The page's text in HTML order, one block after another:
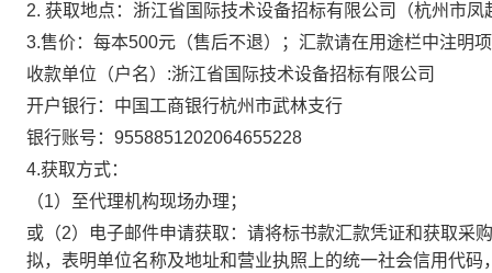
2. 获取地点：浙江省国际技术设备招标有限公司（杭州市
3.售价：每本500元（售后不退）； 汇款请在用途栏中注明
收款单位（户名）:浙江省国际技术设备招标有限公司
开户银行：中国工商银行杭州市武林支行
银行账号：9558851202064655228
4.获取方式：
（1）至代理机构现场办理；
或（2）电子邮件申请获取：请将标书款汇款凭证和获取采
拟，表明单位名称及地址和营业执照上的统一社会信用代